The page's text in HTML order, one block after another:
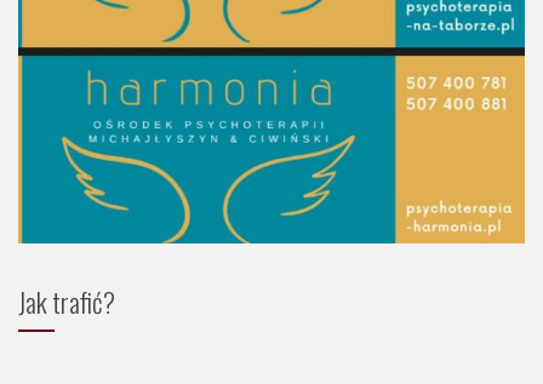
Jak trafić?